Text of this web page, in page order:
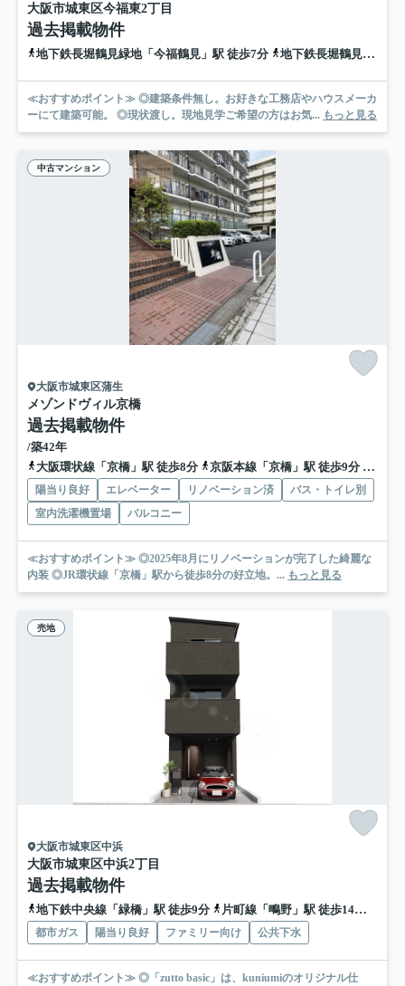
大阪市城東区今福東2丁目
過去掲載物件
地下鉄長堀鶴見緑地「今福鶴見」駅 徒歩7分 地下鉄長堀鶴見緑地「蒲生四丁目」駅 徒歩13分
≪おすすめポイント≫ ◎建築条件無し。お好きな工務店やハウスメーカ
ーにて建築可能。 ◎現状渡し。現地見学ご希望の方はお気... もっと見る
中古マンション
大阪市城東区蒲生
メゾンドヴィル京橋
過去掲載物件
/築42年
大阪環状線「京橋」駅 徒歩8分
京阪本線「京橋」駅 徒歩9分 地下
陽当り良好 エレベーター リノベーション済
バス・トイレ別
室内洗濯機置場
バルコニー
≪おすすめポイント≫ ◎2025年8月にリノベーションが完了した綺麗な
内装 ◎JR環状線「京橋」駅から徒歩8分の好立地。... もっと見る
売地
大阪市城東区中浜
大阪市城東区中浜2丁目
過去掲載物件
地下鉄中央線「緑橋」駅 徒歩9分 片町線「鴫野」駅 徒歩14分
都市ガス 陽当り良好 ファミリー向け 公共下水
≪おすすめポイント≫ ◎「zutto basic」は、kuniumiのオリジナル仕